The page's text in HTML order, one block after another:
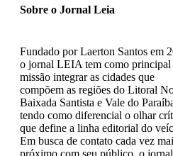
Sobre o Jornal Leia
Fundado por Laerton Santos em
o jornal LEIA tem como principal
missão integrar as cidades que
compõem as regiões do Litoral
Baixada Santista e Vale do
tendo como diferencial o olhar
que define a linha editorial do
Em busca de contato cada vez